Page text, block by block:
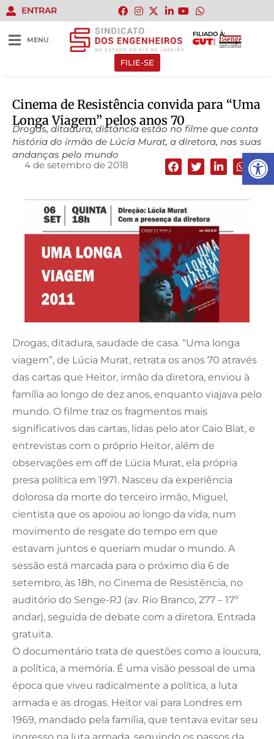
Abrir
ENTRAR
MENU
FILIADO À:
FILIE-SE
Cinema de Resistência convida para “Uma
Longa Viagem” pelos anos 70
Drogas, ditadura, distância estão no filme que conta
história do irmão de Lúcia Murat, a diretora, nas suas
andanças pelo mundo
4 de setembro de 2018
Drogas, ditadura, saudade de casa. “Uma longa
viagem”, de Lúcia Murat, retrata os anos 70 através
das cartas que Heitor, irmão da diretora, enviou à
família ao longo de dez anos, enquanto viajava pelo
mundo. O filme traz os fragmentos mais
significativos das cartas, lidas pelo ator Caio Blat, e
entrevistas com o próprio Heitor, além de
observações em off de Lúcia Murat, ela própria
presa política em 1971. Nasceu da experiência
dolorosa da morte do terceiro irmão, Miguel,
cientista que os apoiou ao longo da vida, num
movimento de resgate do tempo em que
estavam juntos e queriam mudar o mundo. A
sessão está marcada para o próximo dia 6 de
setembro, às 18h, no Cinema de Resistência, no
auditório do Senge-RJ (av. Rio Branco, 277 – 17º
andar), seguida de debate com a diretora. Entrada
gratuita.
O documentário trata de questões como a loucura,
a política, a memória. É uma visão pessoal de uma
época que viveu radicalmente a política, a luta
armada e as drogas. Heitor vai para Londres em
1969, mandado pela família, que tentava evitar seu
ingresso na luta armada, seguindo os passos da